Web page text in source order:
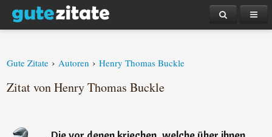
Gute Zitate › Autoren › Henry Thomas Buckle
Zitat von Henry Thomas Buckle